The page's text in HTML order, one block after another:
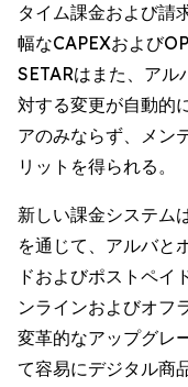
タイム課金および請
幅なCAPEXおよび
SETARはまた、アル
対する変更が自動的
アのみならず、メン
リットを得られる。
新しい課金システム
を通じて、アルバと
ドおよびポストペイ
ンラインおよびオフ
変革的なアップグレ
て容易にデジタル商